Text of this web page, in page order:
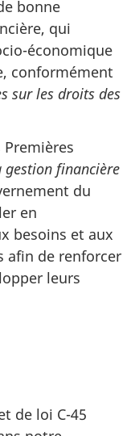
bonne
qui
économique
conformément
sur les droits des
gestion financière
du
en
besoins et aux
afin de renforcer
leurs
de loi C-45